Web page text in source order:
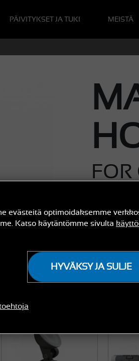
evästeitä optimoidaksemme
Katso käytäntömme sivulta
HYVÄKSY JA SULJE
PÄIVITYKSET JA TUKI MEISTÄ
€ 25
saatavuus: